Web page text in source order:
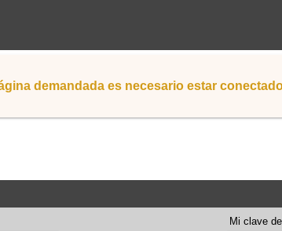
demandada es necesario estar
Mi clave